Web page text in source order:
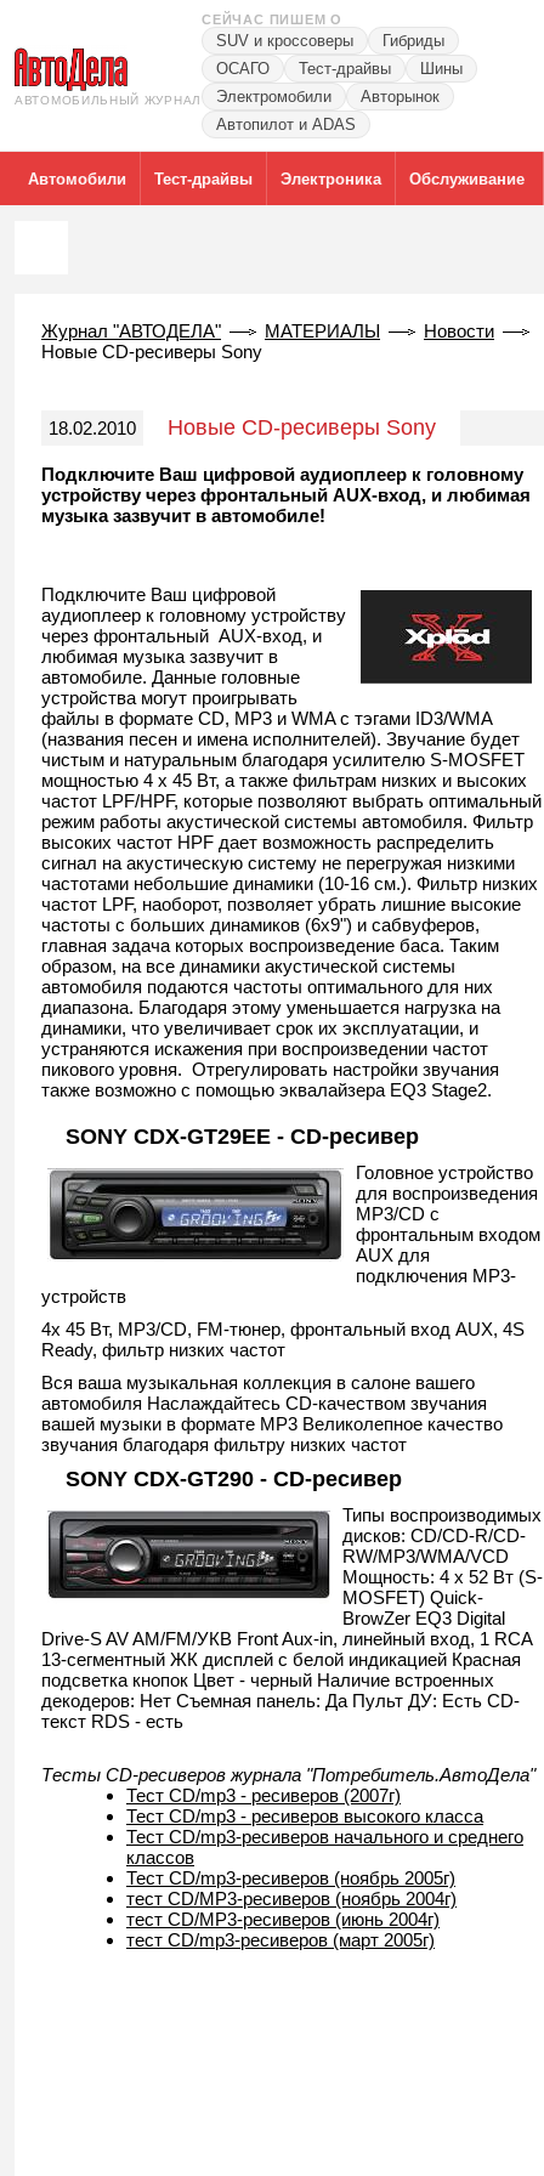
АВТОМОБИЛЬНЫЙ ЖУРНАЛ
СЕЙЧАС ПИШЕМ О
SUV и кроссоверы
Гибриды
ОСАГО
Тест-драйвы
Шины
Электромобили
Авторынок
Автопилот и ADAS
Автомобили Тест-драйвы Электроника Обслуживание
Журнал "АВТОДЕЛА" МАТЕРИАЛЫ
Новости
Новые CD-ресиверы Sony
18.02.2010 Новые CD-ресиверы Sony
Подключите Ваш цифровой аудиоплеер к головному
устройству через фронтальный AUX-вход, и любимая
музыка зазвучит в автомобиле!
Подключите Ваш цифровой
аудиоплеер к головному устройству
через фронтальный AUX-вход, и
любимая музыка зазвучит в
автомобиле. Данные головные
устройства могут проигрывать
файлы в формате CD, MP3 и WMA с тэгами ID3/WMA
(названия песен и имена исполнителей). Звучание будет
чистым и натуральным благодаря усилителю S-MOSFET
мощностью 4 x 45 Вт, а также фильтрам низких и высоких
частот LPF/HPF, которые позволяют выбрать оптимальный
режим работы акустической системы автомобиля. Фильтр
высоких частот HPF дает возможность распределить
сигнал на акустическую систему не перегружая низкими
частотами небольшие динамики (10-16 см.). Фильтр низких
частот LPF, наоборот, позволяет убрать лишние высокие
частоты с больших динамиков (6х9") и сабвуферов,
главная задача которых воспроизведение баса. Таким
образом, на все динамики акустической системы
автомобиля подаются частоты оптимального для них
диапазона. Благодаря этому уменьшается нагрузка на
динамики, что увеличивает срок их эксплуатации, и
устраняются искажения при воспроизведении частот
пикового уровня. Отрегулировать настройки звучания
также возможно с помощью эквалайзера EQ3 Stage2.
SONY CDX-GT29EE - CD-ресивер
Головное устройство
для воспроизведения
MP3/CD с
фронтальным входом
AUX для
подключения MP3-
устройств
4x 45 Вт, MP3/CD, FM-тюнер, фронтальный вход AUX, 4S
Ready, фильтр низких частот
Вся ваша музыкальная коллекция в салоне вашего
автомобиля Наслаждайтесь CD-качеством звучания
вашей музыки в формате MP3 Великолепное качество
звучания благодаря фильтру низких частот
SONY CDX-GT290 - CD-ресивер
Типы воспроизводимых
дисков: CD/CD-R/CD-
RW/MP3/WMA/VCD
Мощность: 4 х 52 Вт (S-
MOSFET) Quick-
BrowZer EQ3 Digital
Drive-S AV AM/FM/УКВ Front Aux-in, линейный вход, 1 RCA
13-сегментный ЖК дисплей с белой индикацией Красная
подсветка кнопок Цвет - черный Наличие встроенных
декодеров: Нет Съемная панель: Да Пульт ДУ: Есть CD-
текст RDS - есть
Тесты CD-ресиверов журнала "Потребитель.АвтоДела"
Тест CD/mp3 - ресиверов (2007г)
Тест CD/mp3 - ресиверов высокого класса
Тест CD/mp3-ресиверов начального и среднего
классов
Тест CD/mp3-ресиверов (ноябрь 2005г)
тест CD/MP3-ресиверов (ноябрь 2004г)
тест CD/MP3-ресиверов (июнь 2004г)
тест CD/mp3-ресиверов (март 2005г)